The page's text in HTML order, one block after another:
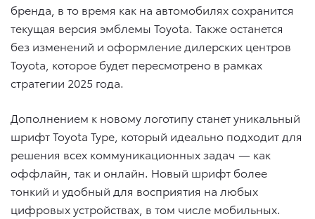
бренда, в то время как на автомобилях сохранится
текущая версия эмблемы Toyota. Также останется
без изменений и оформление дилерских центров
Toyota, которое будет пересмотрено в рамках
стратегии 2025 года.
Дополнением к новому логотипу станет уникальный
шрифт Toyota Type, который идеально подходит для
решения всех коммуникационных задач — как
оффлайн, так и онлайн. Новый шрифт более
тонкий и удобный для восприятия на любых
цифровых устройствах, в том числе мобильных.